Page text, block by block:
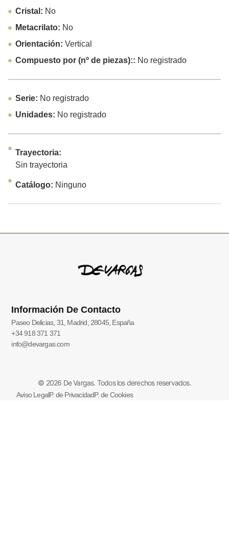
Cristal: No
Metacrilato: No
Orientación: Vertical
Compuesto por (nº de piezas):: No registrado
Serie: No registrado
Unidades: No registrado
Trayectoria:
Sin trayectoria
Catálogo: Ninguno
Información De Contacto
Paseo Delicias, 31, Madrid, 28045, España
+34 918 371 371
info@devargas.com
© 2026 De Vargas. Todos los derechos reservados.
Aviso LegalP. de PrivacidadP. de Cookies